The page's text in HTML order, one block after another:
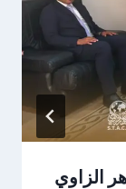
الزاوي